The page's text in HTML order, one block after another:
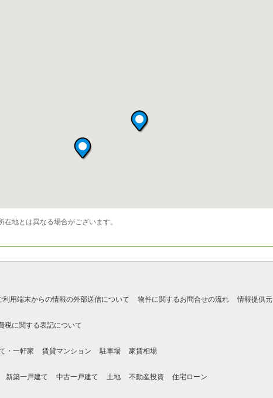
地とは異なる場合がございます。
利用端末からの情報の外部送信について 物件に関するお問合せの流れ 情報提供元
税に関する表記について
・一軒家 賃貸マンション 駐車場 家賃相場
新築一戸建て 中古一戸建て 土地 不動産投資 住宅ローン